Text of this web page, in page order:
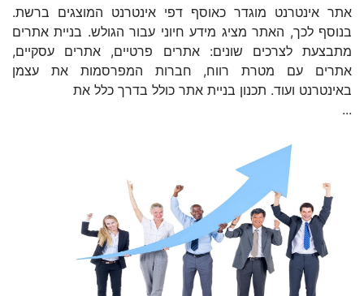
אתר אינטרנט מוגדר כאוסף דפי אינטרנט המוצגים ברשת.
בנוסף לכך, האתר מציג מידע חיוני עבור הגולש. בניית אתרים
מתבצעת לצרכים שונים: אתרים פרטיים, אתרים עסקיים,
אתרים עם מטרת רווח, חברות המפרסמות את עצמן
באינטרנט ועוד. תכנון בניית אתר כולל בדרך כלל את
...